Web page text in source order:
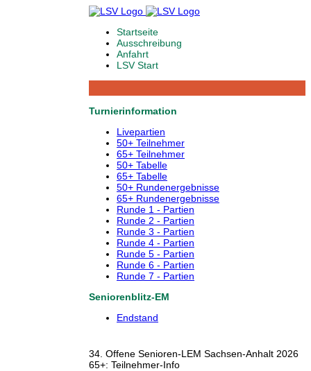
Startseite
Ausschreibung
Anfahrt
LSV Start
Turnierinformation
Livepartien
50+ Teilnehmer
65+ Teilnehmer
50+ Tabelle
65+ Tabelle
50+ Rundenergebnisse
65+ Rundenergebnisse
Runde 1 - Partien
Runde 2 - Partien
Runde 3 - Partien
Runde 4 - Partien
Runde 5 - Partien
Runde 6 - Partien
Runde 7 - Partien
Seniorenblitz-EM
Endstand
34. Offene Senioren-LEM Sachsen-Anhalt 2026
65+: Teilnehmer-Info